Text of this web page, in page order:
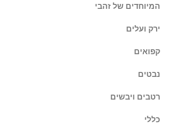
המיוחדים של זהבי
ירק ועלים
קפואים
נבטים
רטבים ויבשים
כללי